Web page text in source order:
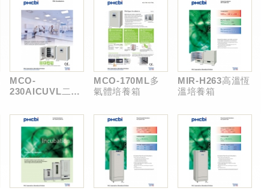
MCO-
230AICUVL二氧
MCO-170ML多
氣體培養箱
MIR-H263高溫恆
溫培養箱